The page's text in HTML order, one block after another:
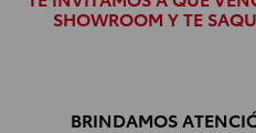
SHOWROOM Y TE
BRINDAMOS